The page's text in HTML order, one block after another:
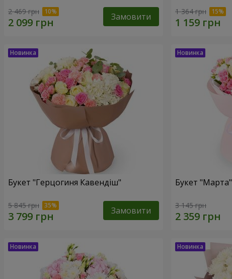
2 469 грн Замовити 1 364 грн
Букет "Герцогиня Кавендіш"
5 845 грн Замовити
Букет "Марта"
3 145 грн